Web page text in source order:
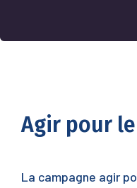
Agir pour
La campagne agir